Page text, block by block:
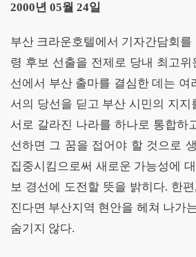
2000년 05월 24일
부산 크라운호텔에서 기자간담회
령 후보 선출을 전제로 당내 최고
선에서 부산 출마를 결심한 데는
서의 당선을 딛고 부산 시민의 지
서로 갈라진 나라를 하나로 통합하
선하면 그 꿈을 접어야 할 것으로
집중시킴으로써 새로운 가능성에
보 경선에 도전할 뜻을 밝히다. 한
진다면 부산지역 현안을 헤쳐 나가
숨기지 않다.